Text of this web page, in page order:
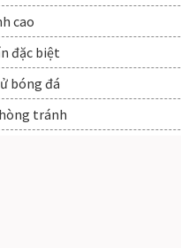
cao
đặc biệt
bóng đá
tránh